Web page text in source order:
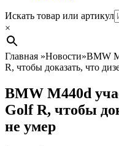
Search
Искать товар или артикул
×
Главная »Новости»BMW
R, чтобы доказать, что
BMW M440d
Golf R, чтобы
не умер